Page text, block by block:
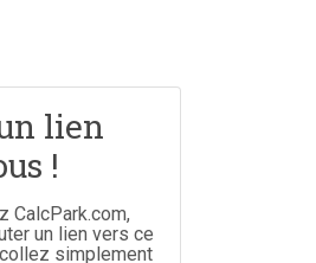
lien
!
CalcPark.com,
un lien vers ce
simplement